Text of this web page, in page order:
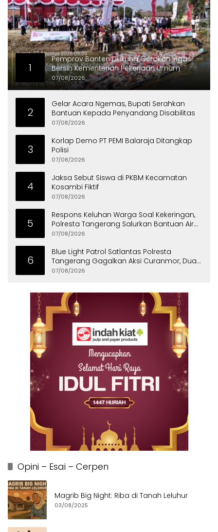
1
Pemprov Banten Dukung Gerakan Irigasi
Bersih Kementerian Pekerjaan Umum
07/08/2026
2
Gelar Acara Ngemas, Bupati Serahkan
Bantuan Kepada Penyandang Disabilitas
07/08/2026
3
Korlap Demo PT PEMI Balaraja Ditangkap
Polisi
07/08/2026
4
Jaksa Sebut Siswa di PKBM Kecamatan
Kosambi Fiktif
07/08/2026
5
Respons Keluhan Warga Soal Kekeringan,
Polresta Tangerang Salurkan Bantuan Air
Bersih ke Panongan
07/08/2026
6
Blue Light Patrol Satlantas Polresta
Tangerang Gagalkan Aksi Curanmor, Dua
Pria Diamankan
07/08/2026
Opini – Esai – Cerpen
Magrib Big Night: Riba di Tanah Leluhur
03/08/2025